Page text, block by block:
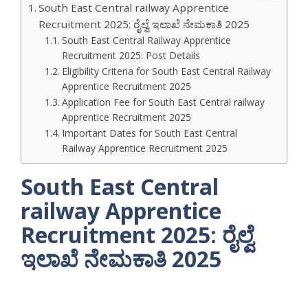
South East Central railway Apprentice
Recruitment 2025: ರೈಲ್ವೆ ಇಲಾಖೆ ನೇಮಕಾತಿ 2025
South East Central Railway Apprentice
Recruitment 2025: Post Details
Eligibility Criteria for South East Central Railway
Apprentice Recruitment 2025
Application Fee for South East Central railway
Apprentice Recruitment 2025
Important Dates for South East Central
Railway Apprentice Recruitment 2025
South East Central
railway Apprentice
Recruitment 2025: ರೈಲ್ವೆ
ಇಲಾಖೆ ನೇಮಕಾತಿ 2025